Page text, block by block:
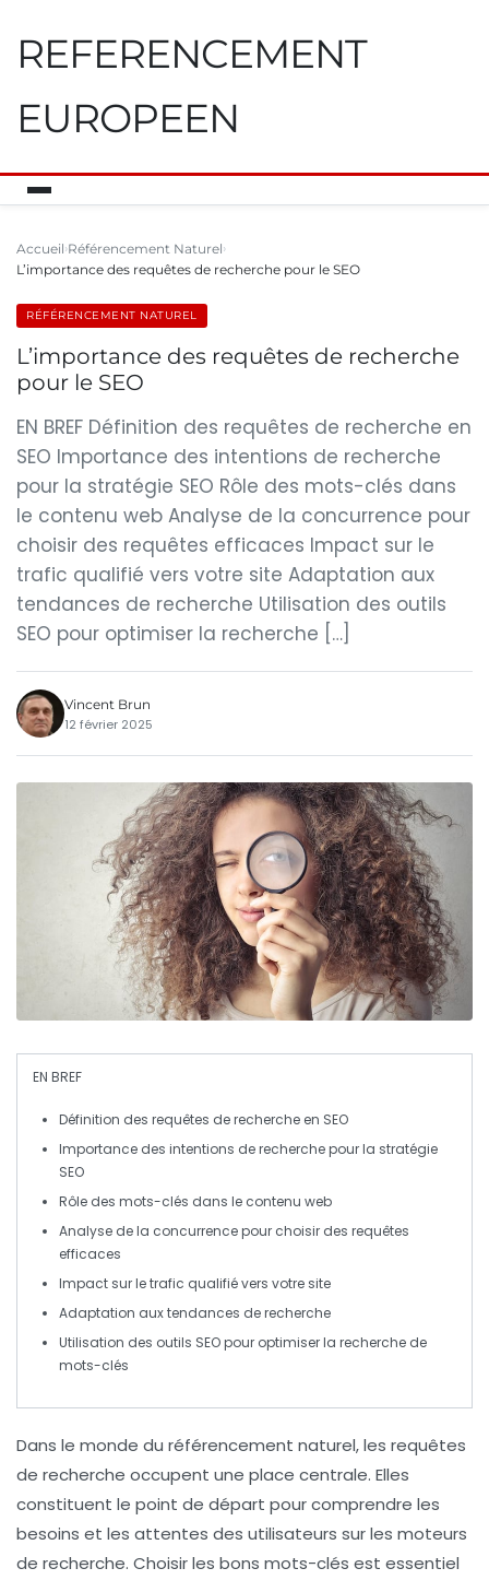
REFERENCEMENT
EUROPEEN
Accueil Référencement Naturel
L’importance des requêtes de recherche pour le SEO
RÉFÉRENCEMENT NATUREL
L’importance des requêtes de recherche
pour le SEO
EN BREF Définition des requêtes de recherche en
SEO Importance des intentions de recherche
pour la stratégie SEO Rôle des mots-clés dans
le contenu web Analyse de la concurrence pour
choisir des requêtes efficaces Impact sur le
trafic qualifié vers votre site Adaptation aux
tendances de recherche Utilisation des outils
SEO pour optimiser la recherche […]
Vincent Brun
12 février 2025
EN BREF
Définition des requêtes de recherche en SEO
Importance des intentions de recherchepour la stratégie
SEO
Rôle des mots-clés dans le contenu web
Analyse de la concurrencepour choisir des requêtes
efficaces
Impact sur letrafic qualifiévers votre site
Adaptation auxtendances de recherche
Utilisation des outils SEO pour optimiser la recherche de
mots-clés
Dans le monde du référencement naturel, les requêtes
de recherche occupent une place centrale. Elles
constituent le point de départ pour comprendre les
besoins et les attentes des utilisateurs sur les moteurs
de recherche. Choisir les bons mots-clés est essentiel